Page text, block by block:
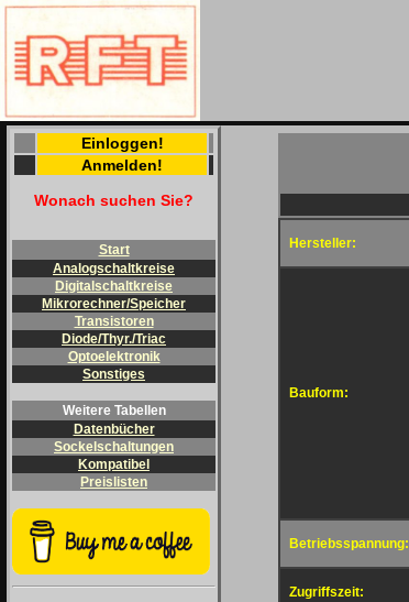
Einloggen!
Anmelden!
Wonach suchen Sie?
Start
Analogschaltkreise
Digitalschaltkreise
Mikrorechner/Speicher
Transistoren
Diode/Thyr./Triac
Optoelektronik
Sonstiges
Weitere Tabellen
Datenbücher
Sockelschaltungen
Kompatibel
Preislisten
Hersteller:
Bauform:
Betriebsspannung:
Zugriffszeit: